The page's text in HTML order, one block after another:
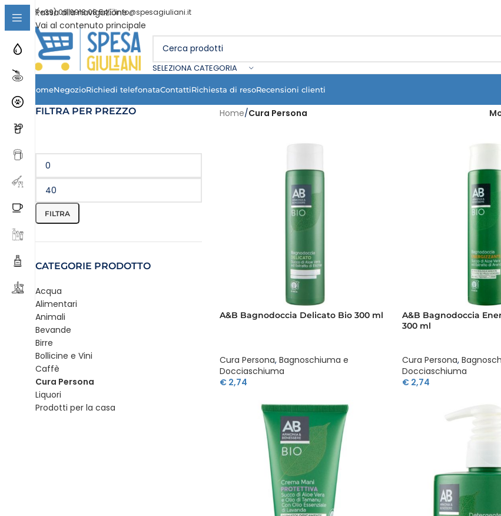
Passa alla navigazione
Vai al contenuto principale
(+39) 06 9918 08 54 info@spesagiuliani.it
SELEZIONA CATEGORIA
HomeNegozioRichiedi telefonataContattiRichiesta di resoRecensioni clienti
FILTRA PER PREZZO
FILTRA
CATEGORIE PRODOTTO
Acqua
Alimentari
Animali
Bevande
Birre
Bollicine e Vini
Caffè
Cura Persona
Liquori
Prodotti per la casa
Home/Cura Persona
A&B Bagnodoccia Delicato Bio 300 ml
Cura Persona, Bagnoschiuma e
Docciaschiuma
€2,74
A&B Bagnodoccia
300 ml
Cura Persona,
Docciaschiuma
€2,74